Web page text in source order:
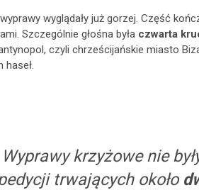
wyglądały już gorzej. Część
Szczególnie głośna była czwarta
czyli chrześcijańskie miasto
haseł.
Wyprawy krzyżowe nie
trwających około